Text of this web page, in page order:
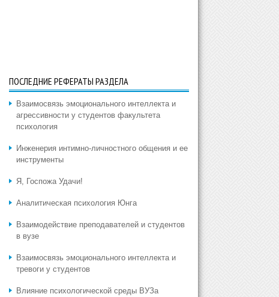
ПОСЛЕДНИЕ РЕФЕРАТЫ РАЗДЕЛА
Взаимосвязь эмоционального интеллекта и
агрессивности у студентов факультета
психология
Инженерия интимно-личностного общения и ее
инструменты
Я, Госпожа Удачи!
Аналитическая психология Юнга
Взаимодействие преподавателей и студентов
в вузе
Взаимосвязь эмоционального интеллекта и
тревоги у студентов
Влияние психологической среды ВУЗа